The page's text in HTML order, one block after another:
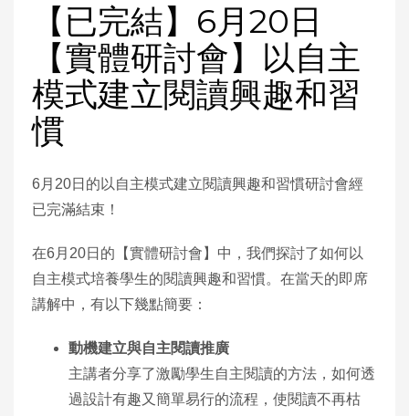
【已完結】6月20日
【實體研討會】以自主
模式建立閱讀興趣和習
慣
6月20日的以自主模式建立閱讀興趣和習慣研討會經
已完滿結束！
在6月20日的【實體研討會】中，我們探討了如何以
自主模式培養學生的閱讀興趣和習慣。在當天的即席
講解中，有以下幾點簡要：
動機建立與自主閱讀推廣
主講者分享了激勵學生自主閱讀的方法，如何透
過設計有趣又簡單易行的流程，使閱讀不再枯